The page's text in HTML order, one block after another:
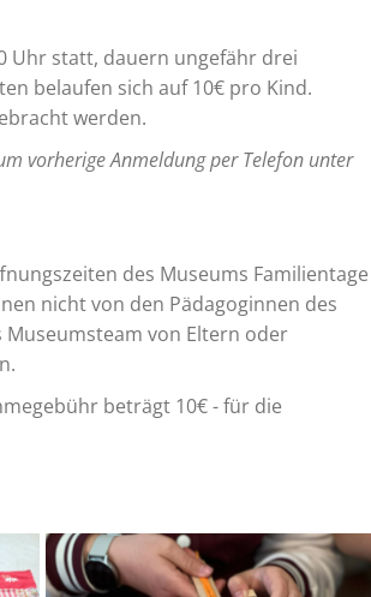
Uhr statt, dauern ungefähr drei
belaufen sich auf 10€ pro Kind.
werden.
vorherige Anmeldung per Telefon unter
des Museums Familientage
nicht von den Pädagoginnen des
von Eltern oder
beträgt 10€ - für die